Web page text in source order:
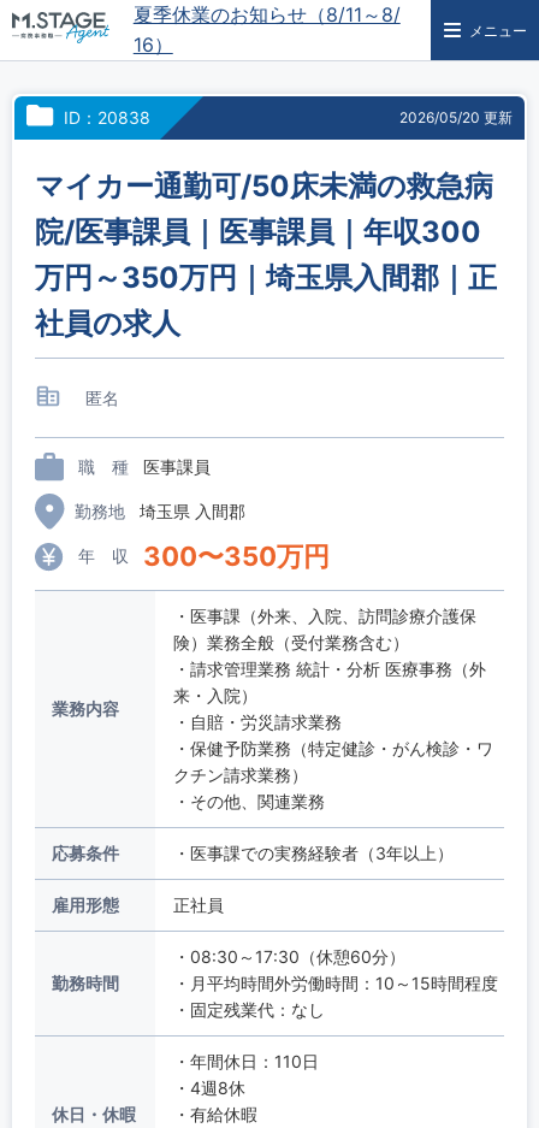
夏季休業のお知らせ（8/11～8/
16）
メニュー
ID：20838 2026/05/20 更新
マイカー通勤可/50床未満の救急病
院/医事課員｜医事課員｜年収300
万円～350万円｜埼玉県入間郡｜正
社員の求人
匿名
職 種 医事課員
勤務地 埼玉県 入間郡
年 収 300〜350万円
業務内容
・医事課（外来、入院、訪問診療介護保
険）業務全般（受付業務含む）
・請求管理業務 統計・分析 医療事務（外
来・入院）
・自賠・労災請求業務
・保健予防業務（特定健診・がん検診・ワ
クチン請求業務）
・その他、関連業務
応募条件 ・医事課での実務経験者（3年以上）
雇用形態 正社員
勤務時間
・08:30～17:30（休憩60分）
・月平均時間外労働時間：10～15時間程度
・固定残業代：なし
休日・休暇
・年間休日：110日
・4週8休
・有給休暇